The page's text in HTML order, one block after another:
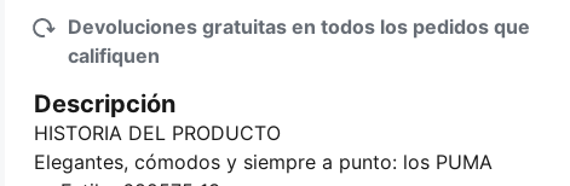
Devoluciones gratuitas en todos los pedidos que
califiquen
Descripción
HISTORIA DEL PRODUCTO
Elegantes, cómodos y siempre a punto: los PUMA